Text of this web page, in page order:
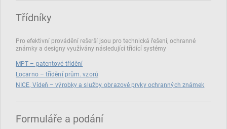
Třídníky
Pro efektivní provádění rešerší jsou pro technická řešení, ochranné
známky a designy využívány následující třídící systémy
MPT – patentové třídění
Locarno – třídění prům. vzorů
NICE, Vídeň – výrobky a služby, obrazové prvky ochranných známek
Formuláře a podání